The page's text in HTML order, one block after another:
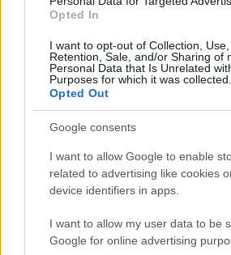
Opted In
I want to opt-out of Collection, Use,
Retention, Sale, and/or Sharing of
Personal Data that Is Unrelated
Purposes for which it was collected.
Opted Out
Google consents
I want to allow Google to enable
related to advertising like cookies
device identifiers in apps.
I want to allow my user data to be
Google for online advertising
– Tykkäsin reitistä. Se on
järkevästi. Ensimmäinen
kovaa, mutta riittävän
kilometriä on aika
perusrata, eikä siinä ole
kolaripaikkoja. Paras
vähintäänkin hakusessa eli
joukkoon tai paremmin. Mä
kaudella ollut
kunnossa kuin silloin olin,
tietystikään tiedä, missä